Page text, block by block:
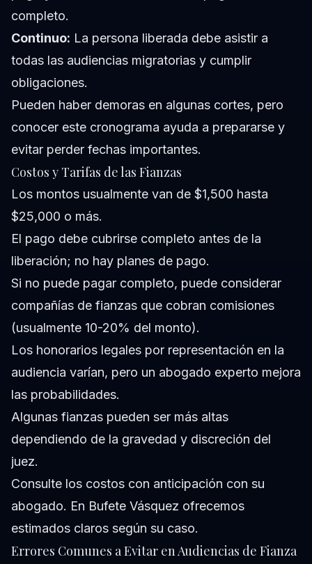
completo.
Continuo: La persona liberada debe asistir a
todas las audiencias migratorias y cumplir
obligaciones.
Pueden haber demoras en algunas cortes, pero
conocer este cronograma ayuda a prepararse y
evitar perder fechas importantes.
Costos y Tarifas de las Fianzas
Los montos usualmente van de $1,500 hasta
$25,000 o más.
El pago debe cubrirse completo antes de la
liberación; no hay planes de pago.
Si no puede pagar completo, puede considerar
compañías de fianzas que cobran comisiones
(usualmente 10-20% del monto).
Los honorarios legales por representación en la
audiencia varían, pero un abogado experto mejora
las probabilidades.
Algunas fianzas pueden ser más altas
dependiendo de la gravedad y discreción del
juez.
Consulte los costos con anticipación con su
abogado. En Bufete Vásquez ofrecemos
estimados claros según su caso.
Errores Comunes a Evitar en Audiencias de Fianza